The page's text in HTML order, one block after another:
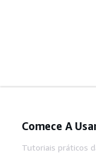
Comece A
Tutoriais práticos